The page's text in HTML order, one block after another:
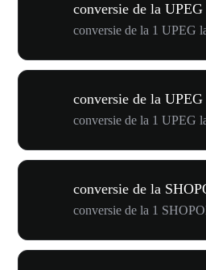
conversie de la
conversie de la 1 UPEG
conversie de la
conversie de la 1 UPEG
conversie de la
conversie de la 1